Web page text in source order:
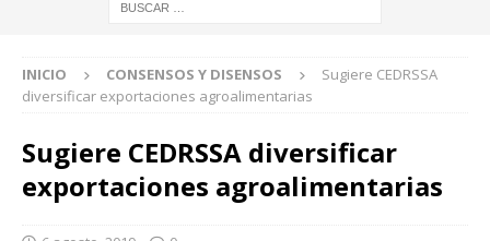
INICIO CONSENSOS Y DISENSOS
Sugiere CEDRSSA
diversificar exportaciones agroalimentarias
Sugiere CEDRSSA diversificar
exportaciones agroalimentarias